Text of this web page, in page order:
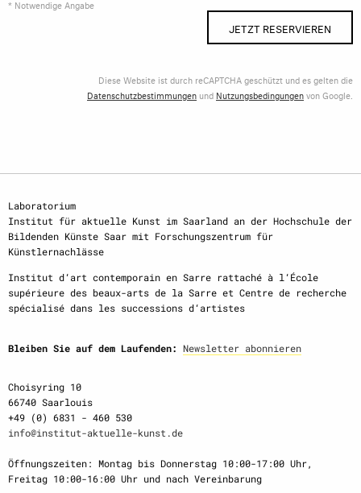
* Notwendige Angabe
JETZT RESERVIEREN
Diese Website ist durch reCAPTCHA geschützt und es gelten die
Datenschutzbestimmungen und Nutzungsbedingungenvon Google.
Laboratorium
Institut für aktuelle Kunst im Saarland an der Hochschule der
Bildenden Künste Saar mit Forschungszentrum für
Künstlernachlässe
Institut d‘art contemporain en Sarre rattaché à l‘École
supérieure des beaux-arts de la Sarre et Centre de recherche
spécialisé dans les successions d‘artistes
Bleiben Sie auf dem Laufenden: Newsletter abonnieren
Choisyring 10
66740 Saarlouis
+49 (0) 6831 - 460 530
info@institut-aktuelle-kunst.de
Öffnungszeiten: Montag bis Donnerstag 10:00-17:00 Uhr,
Freitag 10:00-16:00 Uhr und nach Vereinbarung